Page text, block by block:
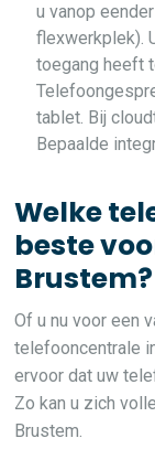
u vanop
flexwerkplek).
toegang heeft
tablet. Bij
Bepaalde
Welke
beste
Brustem?
Of u nu voor een
telefooncentrale
ervoor dat uw
Zo kan u zich
Brustem.